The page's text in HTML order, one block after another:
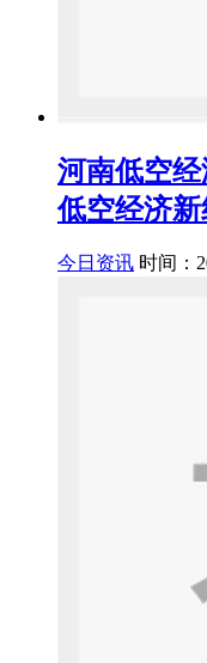
河南低空
低空经济
今日资讯 时间：